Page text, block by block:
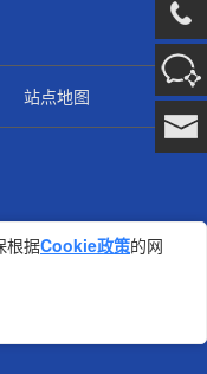
站点地图
根据Cookie政策的网